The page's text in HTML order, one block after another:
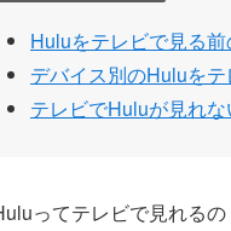
Huluをテレビで見る
デバイス別のHuluを
テレビでHuluが見れ
ってテレビで見れるの